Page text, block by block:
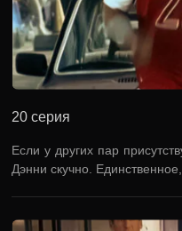
20 серия
Если у других пар
Дэнни скучно.